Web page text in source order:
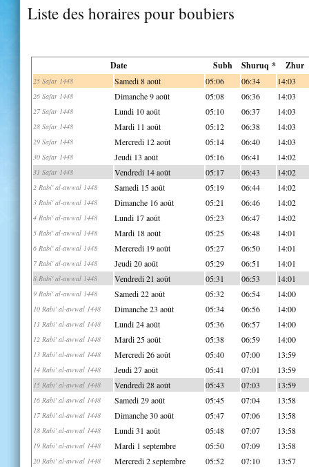
Liste des horaires pour boubiers
Date Subh Shuruq * Zhur
25 Safar 1448 Samedi 8 août 05:06 06:34 14:03
26 Safar 1448 Dimanche 9 août 05:08 06:36 14:03
27 Safar 1448 Lundi 10 août 05:10 06:37 14:03
28 Safar 1448 Mardi 11 août 05:12 06:38 14:03
29 Safar 1448 Mercredi 12 août 05:14 06:40 14:03
30 Safar 1448 Jeudi 13 août 05:16 06:41 14:02
31 Safar 1448 Vendredi 14 août 05:17 06:43 14:02
2 Rabi' al-awwal 1448 Samedi 15 août 05:19 06:44 14:02
3 Rabi' al-awwal 1448 Dimanche 16 août 05:21 06:46 14:02
4 Rabi' al-awwal 1448 Lundi 17 août 05:23 06:47 14:02
5 Rabi' al-awwal 1448 Mardi 18 août 05:25 06:48 14:01
6 Rabi' al-awwal 1448 Mercredi 19 août 05:27 06:50 14:01
7 Rabi' al-awwal 1448 Jeudi 20 août 05:29 06:51 14:01
8 Rabi' al-awwal 1448 Vendredi 21 août 05:31 06:53 14:01
9 Rabi' al-awwal 1448 Samedi 22 août 05:32 06:54 14:00
10 Rabi' al-awwal 1448 Dimanche 23 août 05:34 06:56 14:00
11 Rabi' al-awwal 1448 Lundi 24 août 05:36 06:57 14:00
12 Rabi' al-awwal 1448 Mardi 25 août 05:38 06:59 14:00
13 Rabi' al-awwal 1448 Mercredi 26 août 05:40 07:00 13:59
14 Rabi' al-awwal 1448 Jeudi 27 août 05:41 07:01 13:59
15 Rabi' al-awwal 1448 Vendredi 28 août 05:43 07:03 13:59
16 Rabi' al-awwal 1448 Samedi 29 août 05:45 07:04 13:58
17 Rabi' al-awwal 1448 Dimanche 30 août 05:47 07:06 13:58
18 Rabi' al-awwal 1448 Lundi 31 août 05:48 07:07 13:58
19 Rabi' al-awwal 1448 Mardi 1 septembre 05:50 07:09 13:58
20 Rabi' al-awwal 1448 Mercredi 2 septembre 05:52 07:10 13:57